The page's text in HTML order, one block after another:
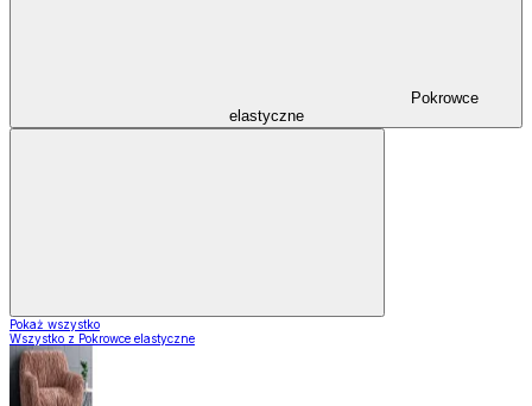
Pokrowce
elastyczne
Pokaż wszystko
Wszystko z Pokrowce elastyczne